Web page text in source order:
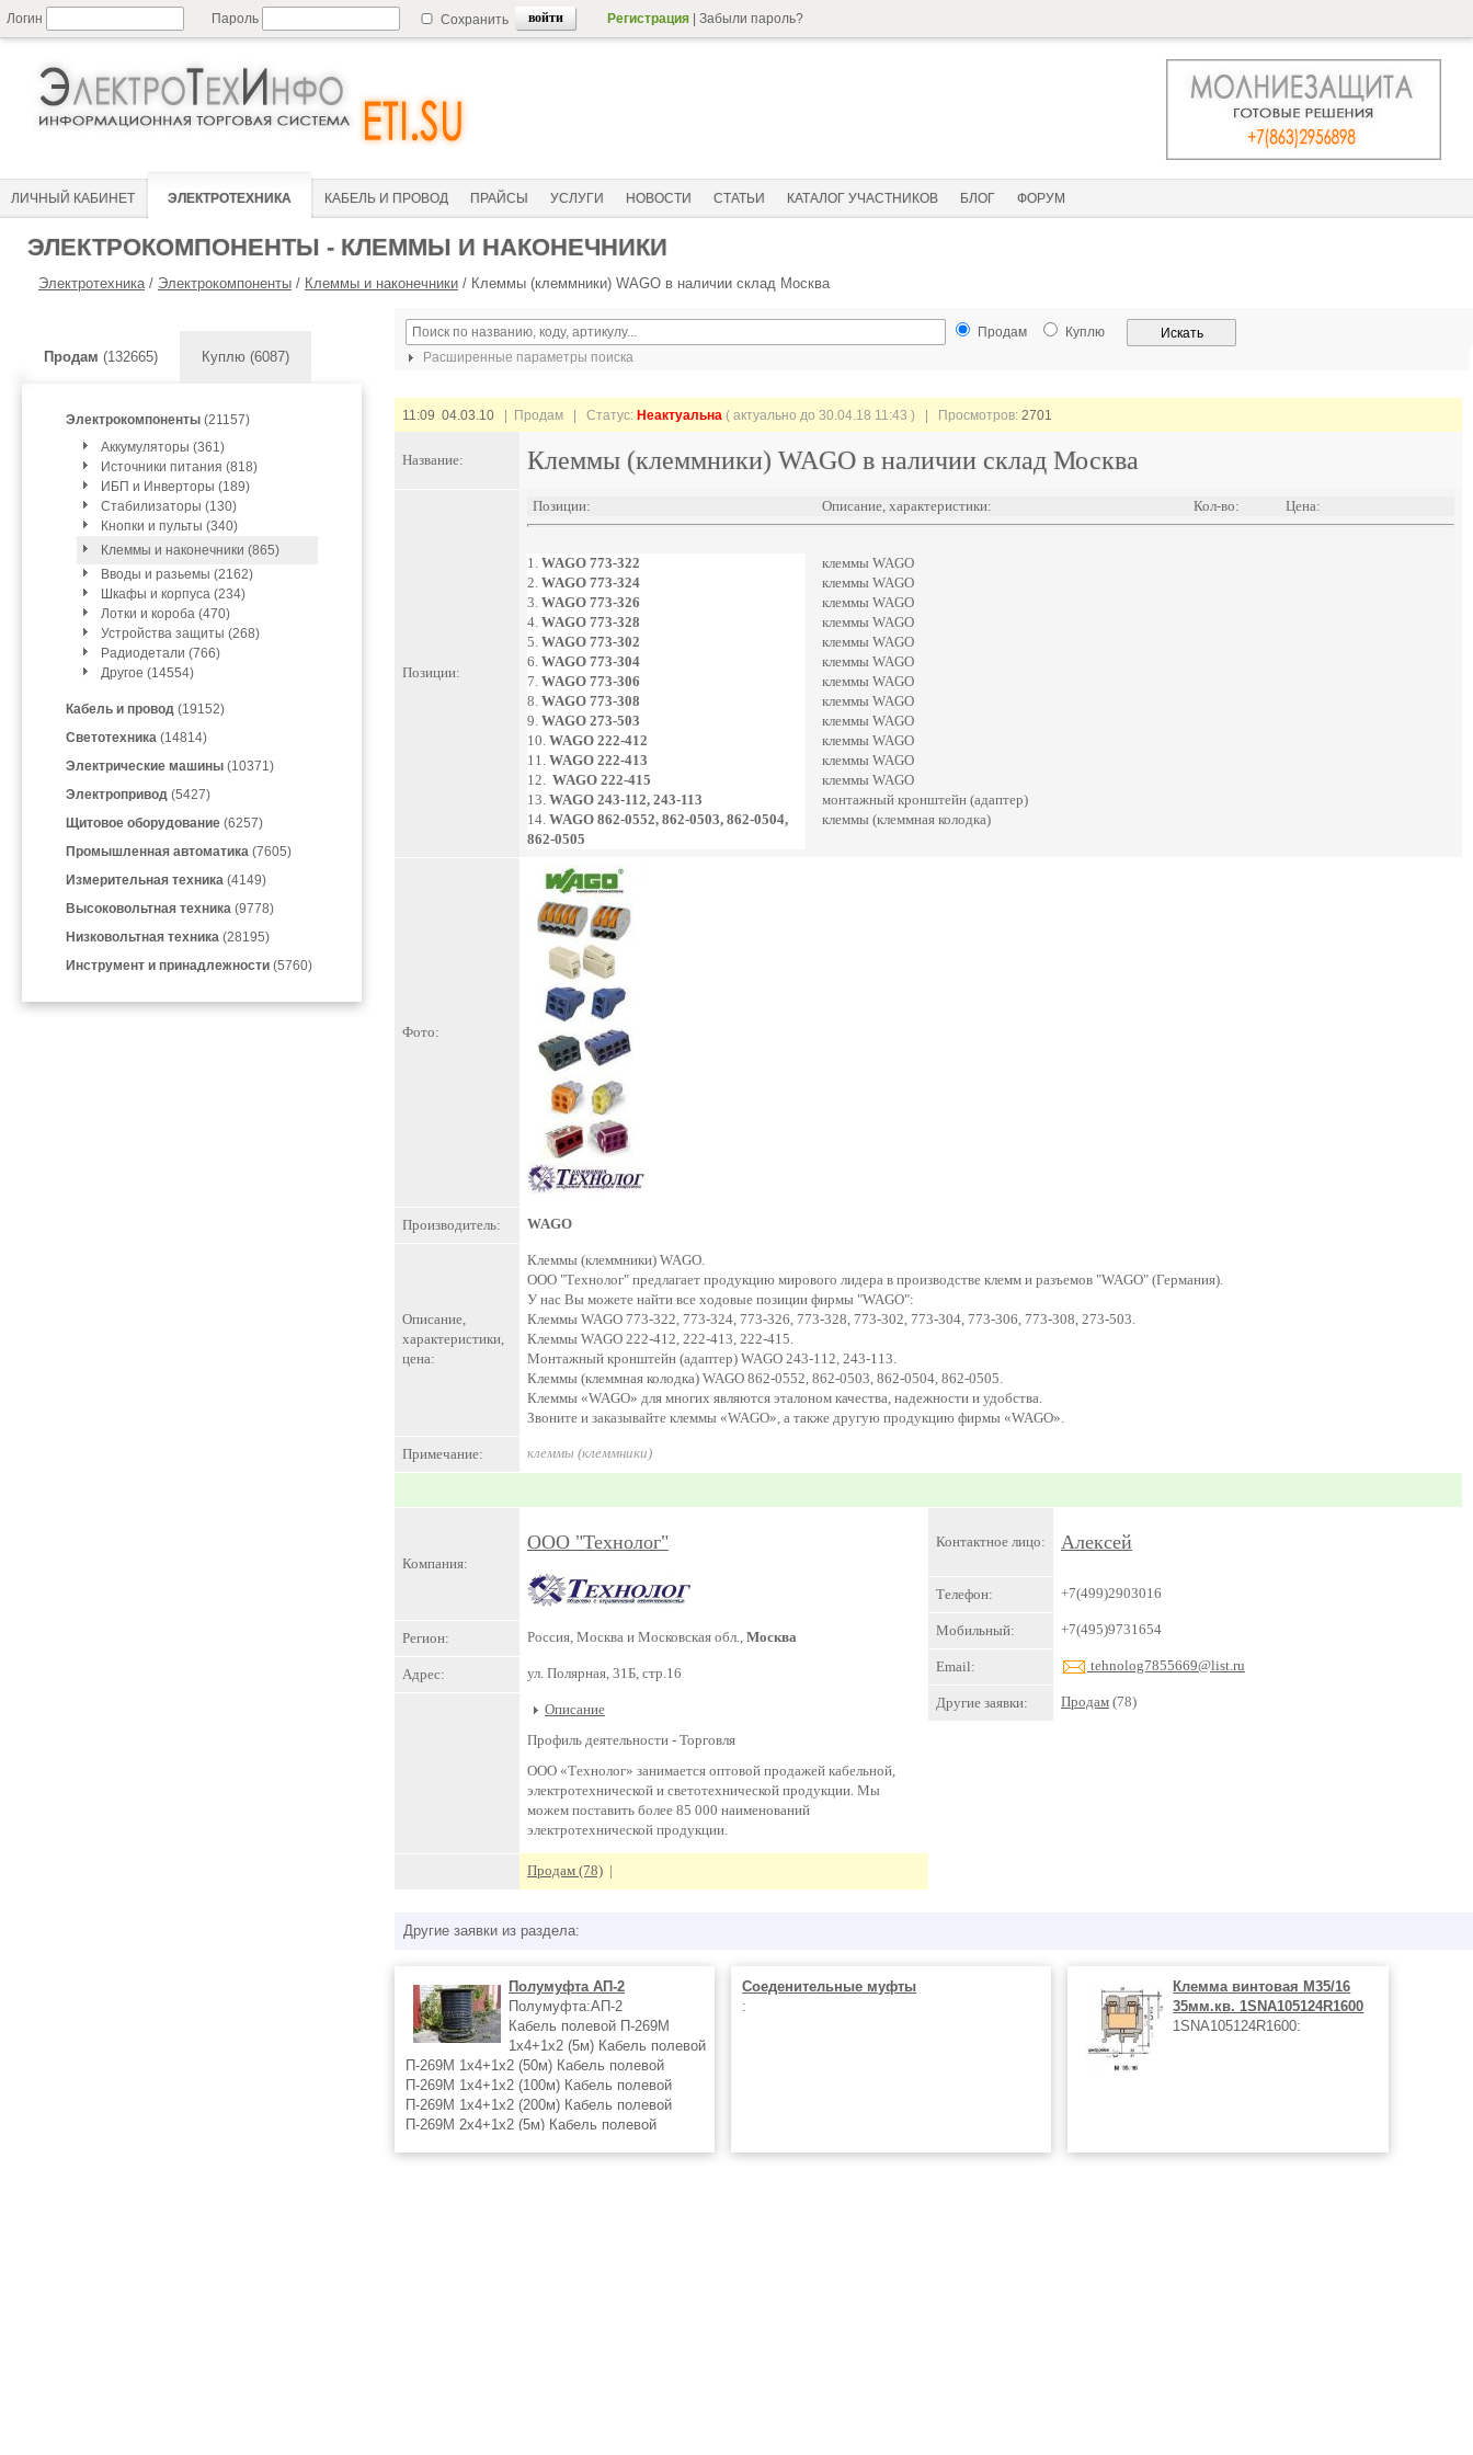
Логин Пароль Сохранить Регистрация Забыли пароль?
ЛИЧНЫЙ КАБИНЕТ ЭЛЕКТРОТЕХНИКА КАБЕЛЬ И ПРОВОД ПРАЙСЫ УСЛУГИ НОВОСТИ СТАТЬИ КАТАЛОГ УЧАСТНИКОВ БЛОГ ФОРУМ
ЭЛЕКТРОКОМПОНЕНТЫ - КЛЕММЫ И НАКОНЕЧНИКИ
Электротехника/ Электрокомпоненты / Клеммы и наконечники / Клеммы (клеммники) WAGO в наличии склад Москва
Продам (132665) Куплю (6087)
Электрокомпоненты (21157)
Аккумуляторы (361)
Источники питания (818)
ИБП и Инверторы (189)
Стабилизаторы (130)
Кнопки и пульты (340)
Клеммы и наконечники (865)
Вводы и разьемы (2162)
Шкафы и корпуса (234)
Лотки и короба (470)
Устройства защиты (268)
Радиодетали (766)
Другое (14554)
Кабель и провод (19152)
Светотехника (14814)
Электрические машины (10371)
Электропривод (5427)
Щитовое оборудование (6257)
Промышленная автоматика (7605)
Измерительная техника (4149)
Высоковольтная техника (9778)
Низковольтная техника (28195)
Инструмент и принадлежности (5760)
Продам
Куплю
Расширенные параметры поиска
11:09 04.03.10 | Продам | Статус: Неактуальна ( актуально до 30.04.18 11:43 ) | Просмотров: 2701
Название: Клеммы (клеммники) WAGO в наличии склад Москва
Позиции:
Позиции: Описание, характеристики: Кол-во: Цена:
1. WAGO 773-322
клеммы WAGO
2. WAGO 773-324
клеммы WAGO
3. WAGO 773-326
клеммы WAGO
4. WAGO 773-328
клеммы WAGO
5. WAGO 773-302
клеммы WAGO
6. WAGO 773-304
клеммы WAGO
7. WAGO 773-306
клеммы WAGO
8. WAGO 773-308
клеммы WAGO
9. WAGO 273-503
клеммы WAGO
10. WAGO 222-412
клеммы WAGO
11. WAGO 222-413
клеммы WAGO
12. WAGO 222-415
клеммы WAGO
13. WAGO 243-112, 243-113
монтажный кронштейн (адаптер)
14. WAGO 862-0552, 862-0503, 862-0504,
862-0505
клеммы (клеммная колодка)
Фото:
Производитель: WAGO
Описание,
характеристики,
цена:
Клеммы (клеммники) WAGO.
ООО "Технолог" предлагает продукцию мирового лидера в производстве клемм и разъемов "WAGO" (Германия).
У нас Вы можете найти все ходовые позиции фирмы "WAGO":
Клеммы WAGO 773-322, 773-324, 773-326, 773-328, 773-302, 773-304, 773-306, 773-308, 273-503.
Клеммы WAGO 222-412, 222-413, 222-415.
Монтажный кронштейн (адаптер) WAGO 243-112, 243-113.
Клеммы (клеммная колодка) WAGO 862-0552, 862-0503, 862-0504, 862-0505.
Клеммы «WAGO» для многих являются эталоном качества, надежности и удобства.
Звоните и заказывайте клеммы «WAGO», а также другую продукцию фирмы «WAGO».
Примечание: клеммы (клеммники)
Компания:
ООО "Технолог"
Регион: Россия, Москва и Московская обл., Москва
Адрес: ул. Полярная, 31Б, стр.16
Описание
Профиль деятельности - Торговля
ООО «Технолог» занимается оптовой продажей кабельной,
электротехнической и светотехнической продукции. Мы
можем поставить более 85 000 наименований
электротехнической продукции.
Продам (78) |
Контактное лицо: Алексей
Телефон: +7(499)2903016
Мобильный: +7(495)9731654
Email: tehnolog7855669@list.ru
Другие заявки: Продам (78)
Другие заявки из раздела:
Полумуфта АП-2
Полумуфта:АП-2
Кабель полевой П-269М
1х4+1х2 (5м) Кабель полевой
П-269М 1х4+1х2 (50м) Кабель полевой
П-269М 1х4+1х2 (100м) Кабель полевой
П-269М 1х4+1х2 (200м) Кабель полевой
П-269М 2х4+1х2 (5м) Кабель полевой
Соеденительные муфты
:
Клемма винтовая M35/16
35мм.кв. 1SNA105124R1600
1SNA105124R1600: